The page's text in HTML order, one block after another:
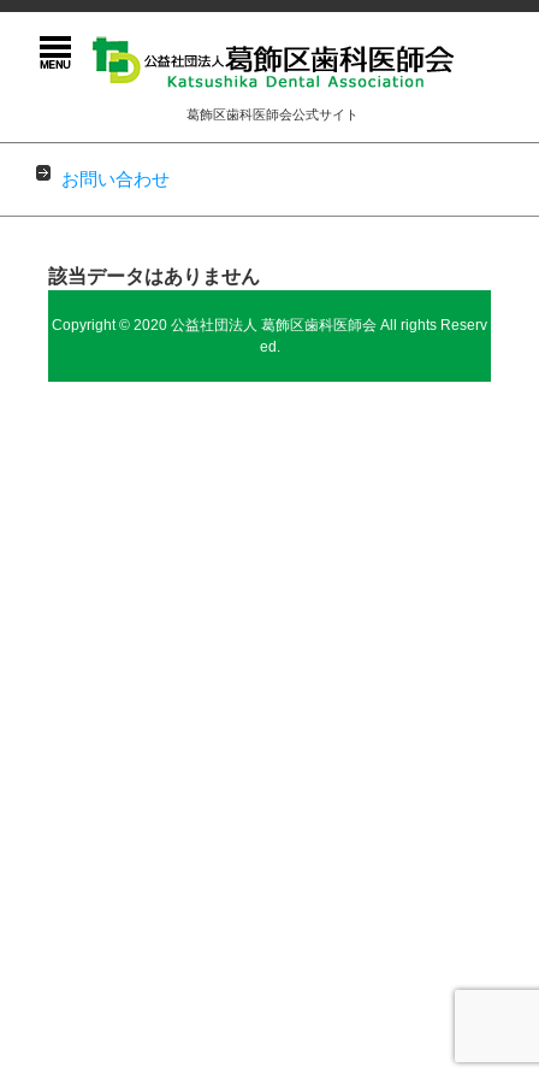
葛飾区歯科医師会公式サイト
お問い合わせ
該当データはありません
Copyright © 2020 公益社団法人 葛飾区歯科医師会 All rights Reserv
ed.